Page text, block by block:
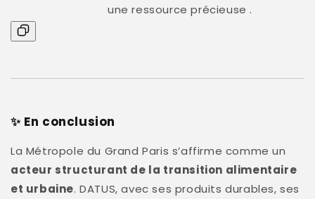
une ressource précieuse .
✨ En conclusion
La Métropole du Grand Paris s’affirme comme un
acteur structurant de la transition alimentaire
et urbaine. DATUS, avec ses produits durables, ses